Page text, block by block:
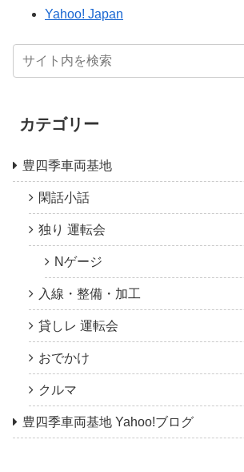
Yahoo! Japan
カテゴリー
豊四季車両基地
閑話小話
独り 運転会
Nゲージ
入線・整備・加工
貸しレ 運転会
おでかけ
クルマ
豊四季車両基地 Yahoo!ブログ